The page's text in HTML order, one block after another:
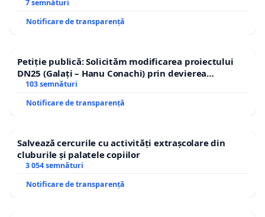
7 semnături
Notificare de transparență
Petiție publică: Solicităm modificarea proiectului
DN25 (Galați – Hanu Conachi) prin devierea
traseului în afara localităților!
103 semnături
Notificare de transparență
Salvează cercurile cu activități extrașcolare din
cluburile și palatele copiilor
3 054 semnături
Notificare de transparență